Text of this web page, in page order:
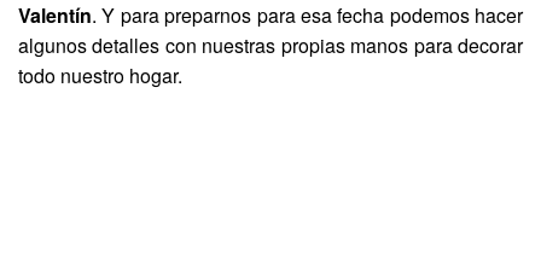
Valentín. Y para preparnos para esa fecha podemos hacer
algunos detalles con nuestras propias manos para decorar
todo nuestro hogar.